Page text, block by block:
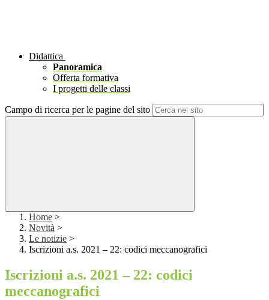
Didattica
Panoramica
Offerta formativa
I progetti delle classi
Campo di ricerca per le pagine del sito
Home >
Novità >
Le notizie >
Iscrizioni a.s. 2021 – 22: codici meccanografici
Iscrizioni a.s. 2021 – 22: codici
meccanografici